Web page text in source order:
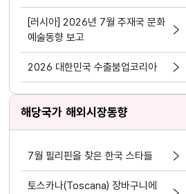
~’25년 선정기업 대상)
[러시아] 2026년 7월 주재국 문화
예술동향 보고
2026 대한민국 수출붐업코리아
해당국가 해외시장동향
7월 필리핀을 찾은 한국 스타들
토스카나(Toscana) 장바구니에